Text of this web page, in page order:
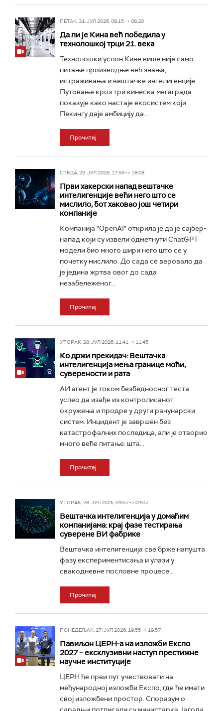
ПЕТАК, 31. ЈУЛ 2026, 08:15 -> 08:20
Да ли је Кина већ победила у
технолошкој трци 21. века
Технолошки успон Кине више није само
питање производње већ знања,
истраживања и вештачке интелигенције.
Путовање кроз три кинеска мегаграда
показује како настаје екосистем који
Пекингу даје амбицију да...
Прочитај
СРЕДА, 29. ЈУЛ 2026, 17:59 -> 18:08
Први хакерски напад вештачке
интелигенције већи него што се
мислило, бот хаковао још четири
компаније
Компанија "OpenAI" открила је да је сајбер-
напад који су извели одметнути ChatGPT
модели био много шири него што се у
почетку мислило. До сада се веровало да
је једина жртва овог до сада
незабележеног...
Прочитај
УТОРАК, 28. ЈУЛ 2026, 11:41 -> 11:45
Ко држи прекидач: Вештачка
интелигенција мења границе моћи,
суверености и рата
АИ агент је током безбедносног теста
успео да изађе из контролисаног
окружења и продре у други рачунарски
систем. Инцидент је завршен без
катастрофалних последица, али је отворио
много веће питање: шта...
Прочитај
УТОРАК, 28. ЈУЛ 2026, 09:07 -> 09:07
Вештачка интелигенција у домаћим
компанијама: крај фазе тестирања
суверене ВИ фабрике
Вештачка интелигенција све брже напушта
фазу експериментисања и улази у
свакодневне пословне процесе...
Прочитај
ПОНЕДЕЉАК, 27. ЈУЛ 2026, 19:55 -> 19:57
Павиљон ЦЕРН-а на изложби Експо
2027 – ексклузивни наступ престижне
научне институције
ЦЕРН ће први пут учествовати на
међународној изложби Експо, где ће имати
свој изложбени простор. Споразум о